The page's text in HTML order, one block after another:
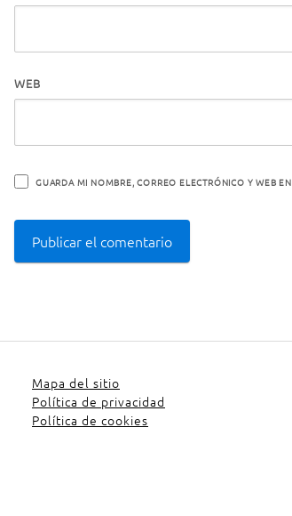
WEB
GUARDA MI NOMBRE, CORREO ELECTRÓNICO Y WEB
Mapa del sitio
Política de privacidad
Política de cookies